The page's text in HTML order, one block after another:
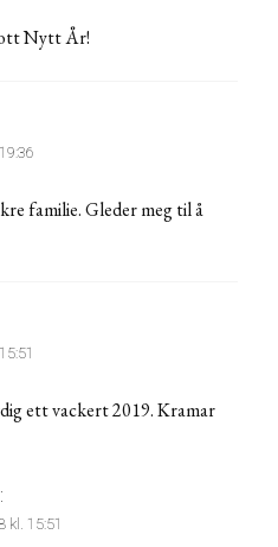
Nytt År!
familie. Gleder meg til å
ett vackert 2019. Kramar
kl. 15:51